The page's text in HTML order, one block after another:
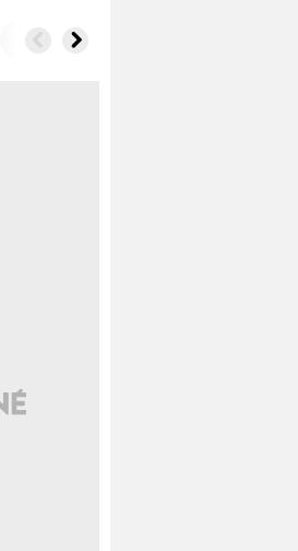
Films similaires